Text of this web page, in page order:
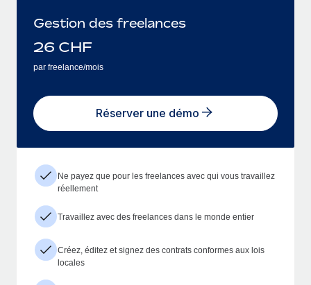
Gestion des freelances
26 CHF
par freelance/mois
Réserver une démo
Ne payez que pour les freelances avec qui vous travaillez
réellement
Travaillez avec des freelances dans le monde entier
Créez, éditez et signez des contrats conformes aux lois
locales